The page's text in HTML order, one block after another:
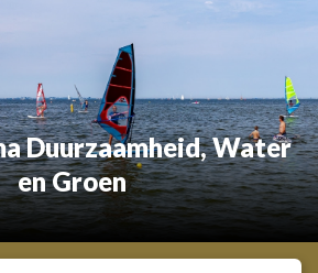
Duurzaamheid, Water
en Groen